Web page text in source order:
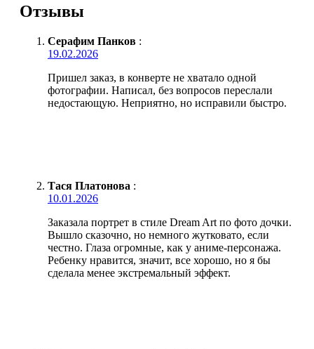
Отзывы
Серафим Панков :
19.02.2026
Пришел заказ, в конверте не хватало одной
фотографии. Написал, без вопросов переслали
недостающую. Неприятно, но исправили быстро.
Тася Платонова :
10.01.2026
Заказала портрет в стиле Dream Art по фото дочки.
Вышло сказочно, но немного жутковато, если
честно. Глаза огромные, как у аниме-персонажа.
Ребенку нравится, значит, все хорошо, но я бы
сделала менее экстремальный эффект.